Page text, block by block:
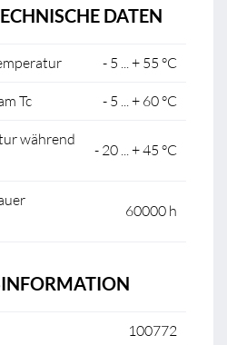
DATEN
- 5 ... + 55 °C
Tc - 5 ... + 60 °C
während
- 20 ... + 45 °C
60000 h
100772